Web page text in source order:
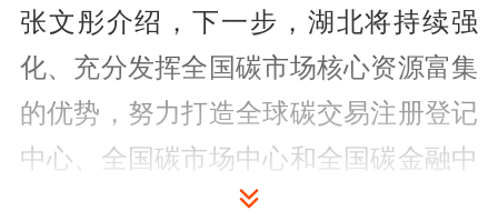
张文彤介绍，下一步，湖北将持续强
化、充分发挥全国碳市场核心资源富集
的优势，努力打造全球碳交易注册登记
中心、全国碳市场中心和全国碳金融中
心；期待更多金融机构积极参与湖